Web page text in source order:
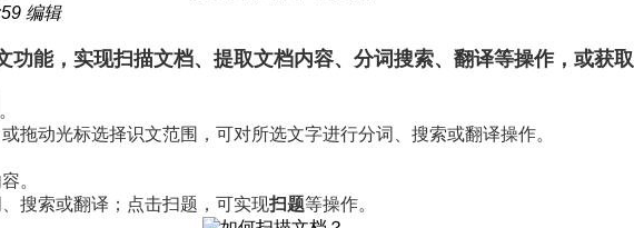
编辑
功能，实现扫描文档、提取文档内容、分词搜索、翻译等操作，或获
。
拖动光标选择识文范围，可对所选文字进行分词、搜索或翻译操作。
。
搜索或翻译；点击扫题 ，可实现扫题等操作。